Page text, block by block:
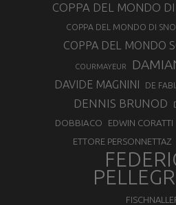
COPPA DEL MONDO
COPPA DEL MONDO DI
COPPA DEL MONDO
COURMAYEUR
DAVIDE MAGNINI DE
DENNIS BRUNOD
DOBBIACO EDWIN CORATTI
ETTORE PERSONNETTAZ